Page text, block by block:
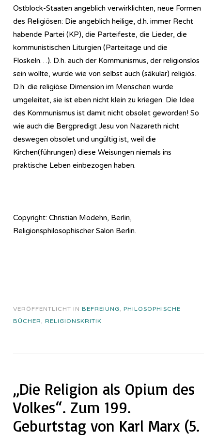
Ostblock-Staaten angeblich verwirklichten, neue Formen
des Religiösen: Die angeblich heilige, d.h. immer Recht
habende Partei (KP), die Parteifeste, die Lieder, die
kommunistischen Liturgien (Parteitage und die
Floskeln…). D.h. auch der Kommunismus, der religionslos
sein wollte, wurde wie von selbst auch (säkular) religiös.
D.h. die religiöse Dimension im Menschen wurde
umgeleitet, sie ist eben nicht klein zu kriegen. Die Idee
des Kommunismus ist damit nicht obsolet geworden! So
wie auch die Bergpredigt Jesu von Nazareth nicht
deswegen obsolet und ungültig ist, weil die
Kirchen(führungen) diese Weisungen niemals ins
praktische Leben einbezogen haben.
Copyright: Christian Modehn, Berlin,
Religionsphilosophischer Salon Berlin.
VERÖFFENTLICHT IN BEFREIUNG, PHILOSOPHISCHE
BÜCHER, RELIGIONSKRITIK
„Die Religion als Opium des
Volkes“. Zum 199.
Geburtstag von Karl Marx (5.